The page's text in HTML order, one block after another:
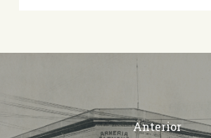
Anterior